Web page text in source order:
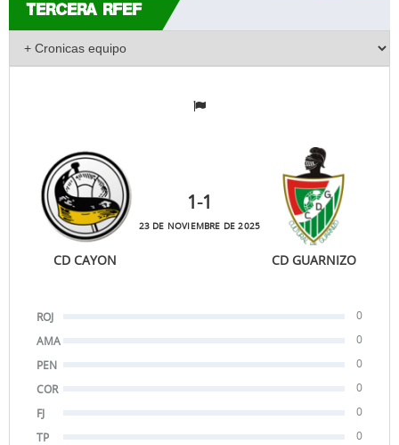
TERCERA RFEF
CD CAYON
1-1
23 DE NOVIEMBRE DE 2025
CD GUARNIZO
ROJ
0
AMA
0
PEN
0
COR
0
FJ
0
TP
0